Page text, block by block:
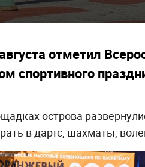
отметил
спортивного
острова
в дартс, шахматы,